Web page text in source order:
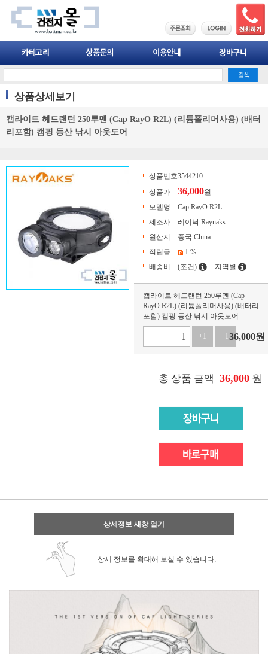
상품상세보기
캡라이트 헤드랜턴 250루멘 (Cap RayO R2L) (리튬폴리머사용) (배터
리포함) 캠핑 등산 낚시 아웃도어
상품번호3544210
상품가
36,000원
모델명
Cap RayO R2L
제조사
레이낙 Raynaks
원산지
중국 China
적립금
1 %
배송비
(조건) 지역별
캡라이트 헤드랜턴 250루멘 (Cap
RayO R2L) (리튬폴리머사용) (배터리
포함) 캠핑 등산 낚시 아웃도어
+1 -136,000원
총 상품 금액 36,000 원
상세정보 새창 열기
상세 정보를 확대해 보실 수 있습니다.